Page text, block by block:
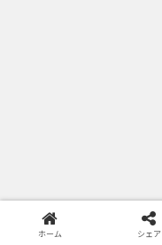
ホーム シェア